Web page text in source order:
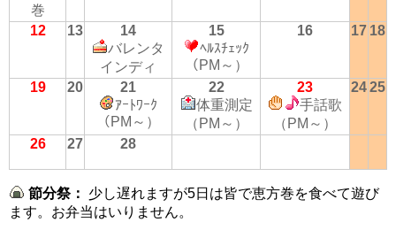
巻
12 13
14
バレンタ
インディ
15
ﾍﾙｽﾁｪｯｸ
（PM～）
16 17 18
19 20
21
ｱｰﾄﾜｰｸ
（PM～）
22
体重測定
（PM～）
23
手話歌
（PM～）
2425
26 27 28
節分祭：
少し遅れますが5日は皆で恵方巻を食べて遊び
ます。お弁当はいりません。